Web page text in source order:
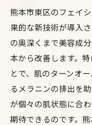
熊本市東区のフェイ
果的な新技術が導入
の奥深くまで美容成
本から改善します。
とで、肌のターンオ
るメラニンの排出を
が個々の肌状態に合
期待できるのです。